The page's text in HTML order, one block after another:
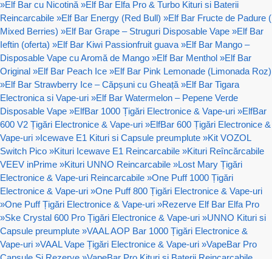
»Elf Bar cu Nicotină »Elf Bar Elfa Pro & Turbo Kituri si Baterii
Reincarcabile »Elf Bar Energy (Red Bull) »Elf Bar Fructe de Padure (
Mixed Berries) »Elf Bar Grape – Struguri Disposable Vape »Elf Bar
Ieftin (oferta) »Elf Bar Kiwi Passionfruit guava »Elf Bar Mango –
Disposable Vape cu Aromă de Mango »Elf Bar Menthol »Elf Bar
Original »Elf Bar Peach Ice »Elf Bar Pink Lemonade (Limonada Roz)
»Elf Bar Strawberry Ice – Căpșuni cu Gheață »Elf Bar Tigara
Electronica si Vape-uri »Elf Bar Watermelon – Pepene Verde
Disposable Vape »ElfBar 1000 Țigări Electronice & Vape-uri »ElfBar
600 V2 Țigări Electronice & Vape-uri »ElfBar 600 Țigări Electronice &
Vape-uri »Icewave E1 Kituri si Capsule preumplute »Kit VOZOL
Switch Pico »Kituri Icewave E1 Reincarcabile »Kituri Reîncărcabile
VEEV inPrime »Kituri UNNO Reincarcabile »Lost Mary Țigări
Electronice & Vape-uri Reincarcabile »One Puff 1000 Țigări
Electronice & Vape-uri »One Puff 800 Țigări Electronice & Vape-uri
»One Puff Țigări Electronice & Vape-uri »Rezerve Elf Bar Elfa Pro
»Ske Crystal 600 Pro Țigări Electronice & Vape-uri »UNNO Kituri si
Capsule preumplute »VAAL AOP Bar 1000 Țigări Electronice &
Vape-uri »VAAL Vape Țigări Electronice & Vape-uri »VapeBar Pro